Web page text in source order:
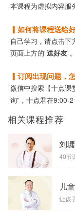
本课程为虚拟内容服
▎如何将课程送给
自己学习，请点击下
页面上方的“送好友”。
▎订阅出现问题，
微信中搜索【十点课
询”，十点君在9:00-
相关课程推荐
40节
儿
让孩